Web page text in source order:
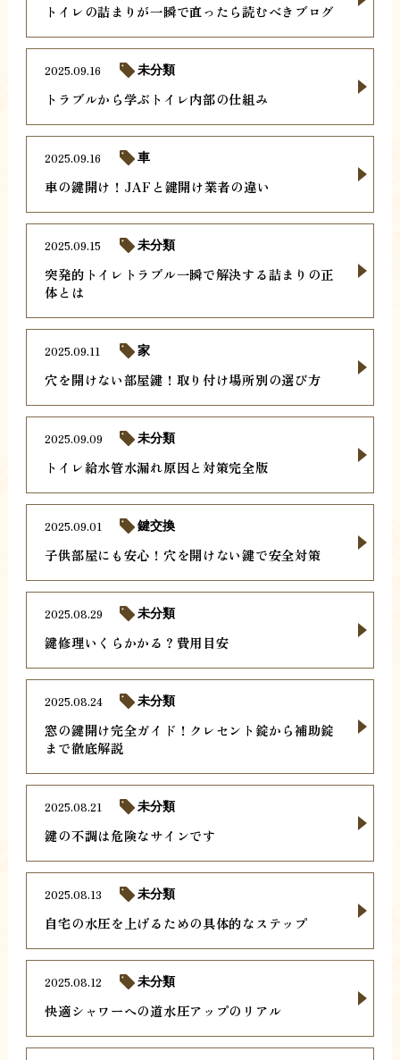
トイレの詰まりが一瞬で直ったら読むべきブログ
トラブルから学ぶトイレ内部の仕組み
2025.09.16 未分類
車の鍵開け！JAFと鍵開け業者の違い
2025.09.16 車
突発的トイレトラブル一瞬で解決する詰まりの正
体とは
2025.09.15 未分類
穴を開けない部屋鍵！取り付け場所別の選び方
2025.09.11 家
トイレ給水管水漏れ原因と対策完全版
2025.09.09 未分類
子供部屋にも安心！穴を開けない鍵で安全対策
2025.09.01 鍵交換
鍵修理いくらかかる？費用目安
2025.08.29 未分類
窓の鍵開け完全ガイド！クレセント錠から補助錠
まで徹底解説
2025.08.24 未分類
鍵の不調は危険なサインです
2025.08.21 未分類
自宅の水圧を上げるための具体的なステップ
2025.08.13 未分類
快適シャワーへの道水圧アップのリアル
2025.08.12 未分類